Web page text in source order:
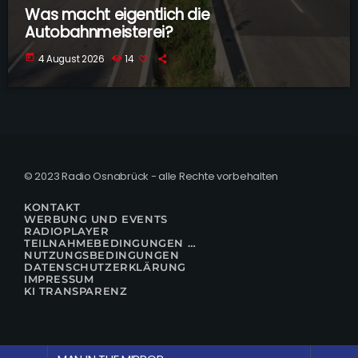
Was macht eigentlich die
Autobahnmeisterei?
today 4 August 2026 14
© 2023 Radio Osnabrück - alle Rechte vorbehalten
KONTAKT
WERBUNG UND EVENTS
RADIOPLAYER
TEILNAHMEBEDINGUNGEN FÜR GEWINNSPIELE
NUTZUNGSBEDINGUNGEN
DATENSCHUTZERKLÄRUNG
IMPRESSUM
KI TRANSPARENZ